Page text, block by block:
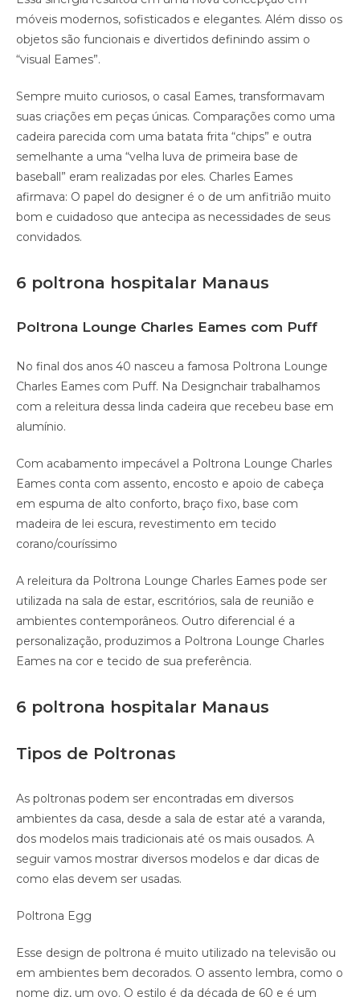
móveis modernos, sofisticados e elegantes. Além disso os
objetos são funcionais e divertidos definindo assim o
“visual Eames”.
Sempre muito curiosos, o casal Eames, transformavam
suas criações em peças únicas. Comparações como uma
cadeira parecida com uma batata frita “chips” e outra
semelhante a uma “velha luva de primeira base de
baseball” eram realizadas por eles. Charles Eames
afirmava: O papel do designer é o de um anfitrião muito
bom e cuidadoso que antecipa as necessidades de seus
convidados.
6 poltrona hospitalar Manaus
Poltrona Lounge Charles Eames com Puff
No final dos anos 40 nasceu a famosa Poltrona Lounge
Charles Eames com Puff. Na Designchair trabalhamos
com a releitura dessa linda cadeira que recebeu base em
alumínio.
Com acabamento impecável a Poltrona Lounge Charles
Eames conta com assento, encosto e apoio de cabeça
em espuma de alto conforto, braço fixo, base com
madeira de lei escura, revestimento em tecido
corano/couríssimo
A releitura da Poltrona Lounge Charles Eames pode ser
utilizada na sala de estar, escritórios, sala de reunião e
ambientes contemporâneos. Outro diferencial é a
personalização, produzimos a Poltrona Lounge Charles
Eames na cor e tecido de sua preferência.
6 poltrona hospitalar Manaus
Tipos de Poltronas
As poltronas podem ser encontradas em diversos
ambientes da casa, desde a sala de estar até a varanda,
dos modelos mais tradicionais até os mais ousados. A
seguir vamos mostrar diversos modelos e dar dicas de
como elas devem ser usadas.
Poltrona Egg
Esse design de poltrona é muito utilizado na televisão ou
em ambientes bem decorados. O assento lembra, como o
nome diz, um ovo. O estilo é da década de 60 e é um